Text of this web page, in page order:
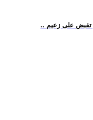
تقبض على زعيم